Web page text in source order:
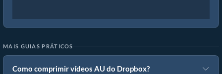
MAIS GUIAS PRÁTICOS
Como comprimir vídeos AU do Dropbox?